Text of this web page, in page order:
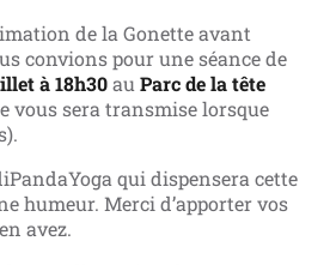
de la Gonette avant
convions pour une séance de
à 18h30au Parc de la tête
vous sera transmise lorsque
qui dispensera cette
humeur. Merci d’apporter vos
avez.